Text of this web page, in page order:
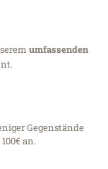
umfassenden
Gegenstände
an.